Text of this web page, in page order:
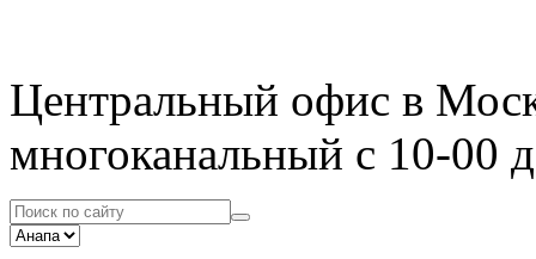
Центральный офис в
многоканальный с 10-00